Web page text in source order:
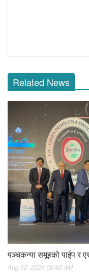
Related News
पञ्चकन्या समूहको पाईप र
Aug 02, 2026 06:45 AM